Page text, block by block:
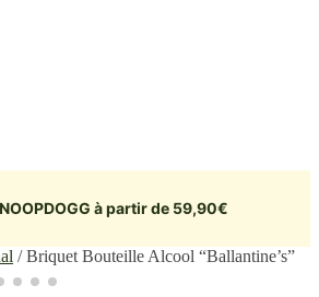
à partir de 59,90€
/Briquet Bouteille Alcool “Ballantine’s”